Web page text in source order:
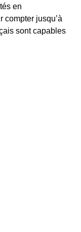
en
compter jusqu’à
sont capables